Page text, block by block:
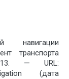
навигации
транспорта
— URL:
(дата